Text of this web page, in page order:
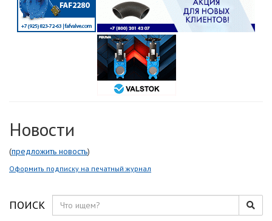
Новости
(предложить новость)
Оформить подписку на печатный журнал
ПОИСК